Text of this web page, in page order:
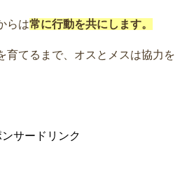
らは常に行動を共にします。
育てるまで、オスとメスは協力を
ンサードリンク